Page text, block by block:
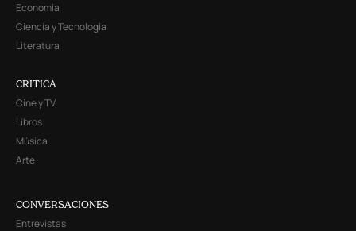
Economía
Ciencia y Tecnología
Literatura
CRITICA
Cine y TV
Libros
Música
Arte
CONVERSACIONES
Entrevistas